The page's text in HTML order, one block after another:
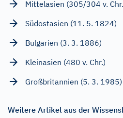
Mittelasien (305/304 v.
Südostasien (11. 5. 1824)
Bulgarien (3. 3. 1886)
Kleinasien (480 v. Chr.)
Großbritannien (5. 3. 1985)
Weitere Artikel aus der